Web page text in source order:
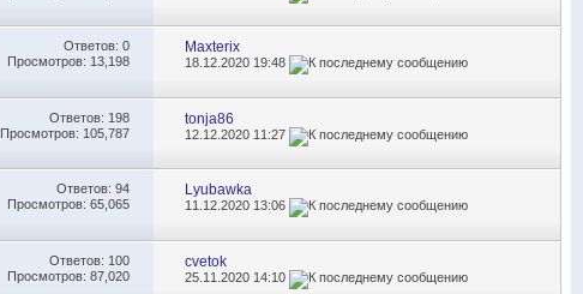
Ответов: 0
Просмотров: 13,198
Maxterix
18.12.2020 19:48
Ответов: 198
Просмотров: 105,787
tonja86
12.12.2020 11:27
Ответов: 94
Просмотров: 65,065
Lyubawka
11.12.2020 13:06
Ответов: 100
Просмотров: 87,020
cvetok
25.11.2020 14:10